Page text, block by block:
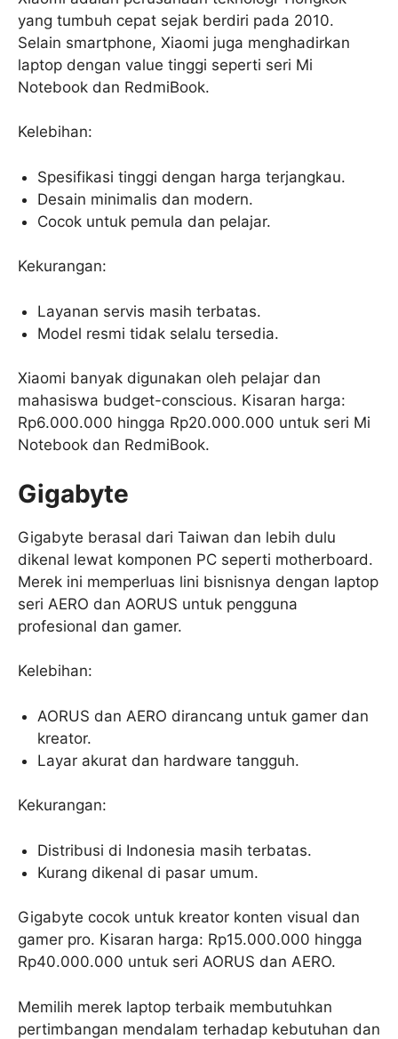
yang tumbuh cepat sejak berdiri pada 2010.
Selain smartphone, Xiaomi juga menghadirkan
laptop dengan value tinggi seperti seri Mi
Notebook dan RedmiBook.
Kelebihan:
Spesifikasi tinggi dengan harga terjangkau.
Desain minimalis dan modern.
Cocok untuk pemula dan pelajar.
Kekurangan:
Layanan servis masih terbatas.
Model resmi tidak selalu tersedia.
Xiaomi banyak digunakan oleh pelajar dan
mahasiswa budget-conscious. Kisaran harga:
Rp6.000.000 hingga Rp20.000.000 untuk seri Mi
Notebook dan RedmiBook.
Gigabyte
Gigabyte berasal dari Taiwan dan lebih dulu
dikenal lewat komponen PC seperti motherboard.
Merek ini memperluas lini bisnisnya dengan laptop
seri AERO dan AORUS untuk pengguna
profesional dan gamer.
Kelebihan:
AORUS dan AERO dirancang untuk gamer dan
kreator.
Layar akurat dan hardware tangguh.
Kekurangan:
Distribusi di Indonesia masih terbatas.
Kurang dikenal di pasar umum.
Gigabyte cocok untuk kreator konten visual dan
gamer pro. Kisaran harga: Rp15.000.000 hingga
Rp40.000.000 untuk seri AORUS dan AERO.
Memilih merek laptop terbaik membutuhkan
pertimbangan mendalam terhadap kebutuhan dan